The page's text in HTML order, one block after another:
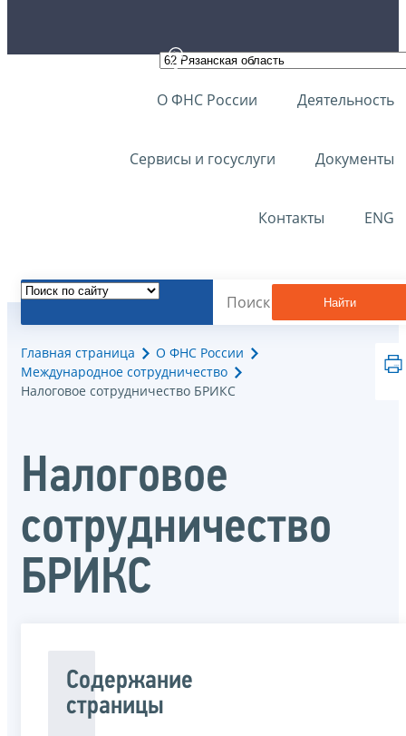
О ФНС России Деятельность
Сервисы и госуслуги Документы
Контакты ENG
Найти
Главная страница
О ФНС России
Международное сотрудничество
Налоговое сотрудничество БРИКС
Налоговое
сотрудничество
БРИКС
Содержание
страницы